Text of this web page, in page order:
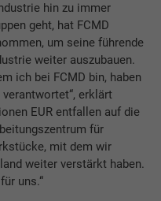
hin zu immer
geht, hat FCMD
um seine führende
weiter auszubauen.
ich bei FCMD bin, haben
erklärt
EUR entfallen auf die
für
mit dem wir
weiter verstärkt haben.
uns.“